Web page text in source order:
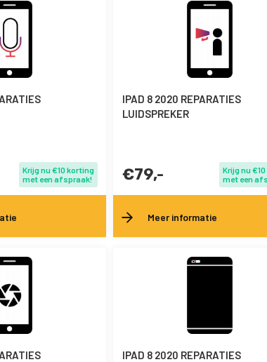
Krijg nu €10 korting
met een afspraak!
IPAD 8 2020 REPARATIES
LUIDSPREKER
€79,-
Krijg nu
met een
Meer informatie
IPAD 8 2020 REPARATIES